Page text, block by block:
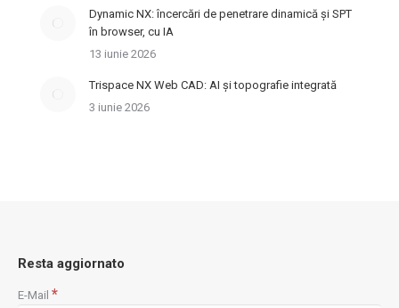
Dynamic NX: încercări de penetrare dinamică și SPT
în browser, cu IA
13 iunie 2026
Trispace NX Web CAD: AI și topografie integrată
3 iunie 2026
Resta aggiornato
E-Mail *